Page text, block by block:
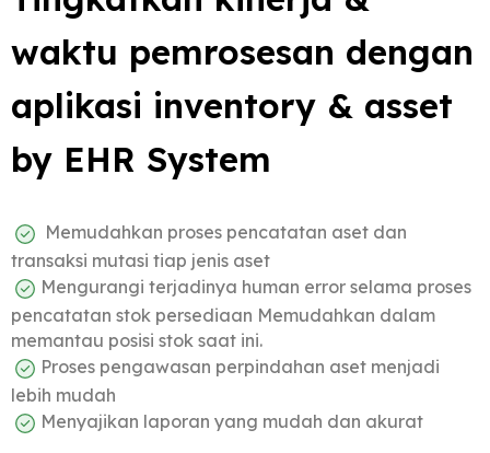
waktu pemrosesan dengan
aplikasi inventory & asset
by EHR System
Memudahkan proses pencatatan aset dan
transaksi mutasi tiap jenis aset
Mengurangi terjadinya human error selama proses
pencatatan stok persediaan Memudahkan dalam
memantau posisi stok saat ini.
Proses pengawasan perpindahan aset menjadi
lebih mudah
Menyajikan laporan yang mudah dan akurat